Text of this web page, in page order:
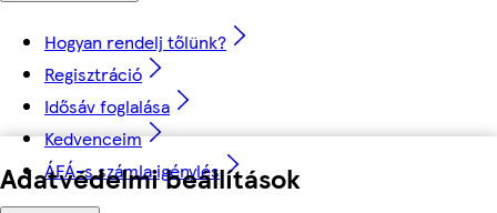
Adatvédelmi beállítások
Hogyan rendelj tőlünk?
Regisztráció
Idősáv foglalása
Kedvenceim
ÁFÁ-s számla igénylés